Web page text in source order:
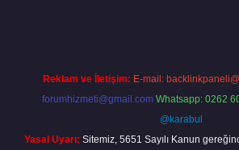
Reklam ve İletişim: E-mail:
forumhizmeti@gmail.com Whatsapp: 0262
@karabul
Yasal Uyarı: Sitemiz, 5651 Sayılı Kanun